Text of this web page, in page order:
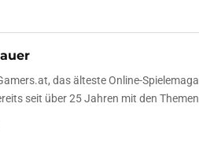
das älteste Online-
seit über 25 Jahren mit den